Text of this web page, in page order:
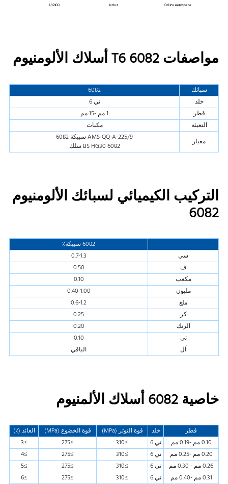
مواصفات 6082 T6 أسلاك الألومنيوم
سبائك
6082
خلد
تي 6
قطر
1 مم -15 مم
التعبئه
مكبات
معيار
AMS-QQ-A-225/9 سبيكة 6082
BS HG30 6082 سلك
التركيب الكيميائي لسبائك الألومنيوم
6082
6082 سبيكة٪
سي
0.7-1.3
ف
0.50
مكعب
0.10
مليون
0.40-1.00
ملغ
0.6-1.2
كر
0.25
الزنك
0.20
تي
0.10
آل
الباقي
خاصية 6082 أسلاك الألمنيوم
قطر خلد قوة التوتر (MPa) قوة الخضوع (MPa)
العائد (٪)
0.10 مم -0.19 مم
تي 6 ≥310
≥275
≥3
0.20 مم -0.25 مم
تي 6 ≥310
≥275
≥4
0.26 مم - 0.30 مم
تي 6 ≥310
≥275
≥5
0.31 مم -0.40 مم
تي 6 ≥310
≥275
≥6